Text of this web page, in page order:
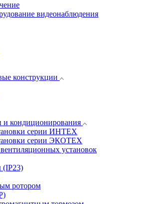
видеонаблюдения
конструкции
кондиционирования
серии ИНТЕХ
серии ЭКОТЕХ
установок
ротором